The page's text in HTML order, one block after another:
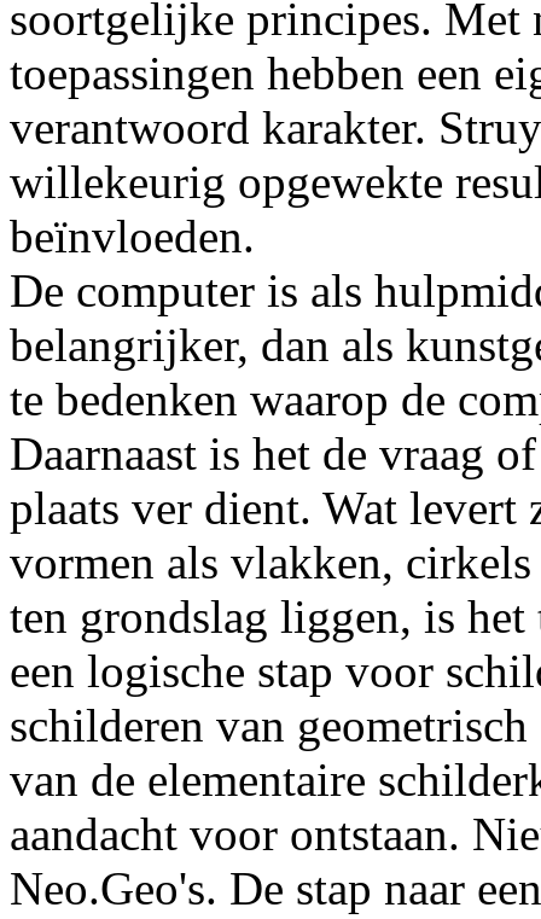
soortgelijke principes. Met
toepassingen hebben een
verantwoord karakter.
willekeurig opgewekte
beïnvloeden.
De computer is als
belangrijker, dan als
te bedenken waarop de
Daarnaast is het de vraag
plaats ver dient. Wat
vormen als vlakken,
ten grondslag liggen, is
een logische stap voor
schilderen van
van de elementaire
aandacht voor ontstaan.
Neo.Geo's. De stap naar